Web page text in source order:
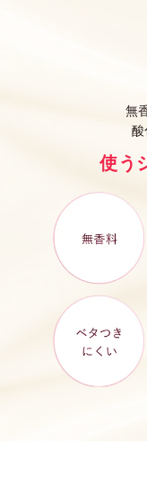
無
使う